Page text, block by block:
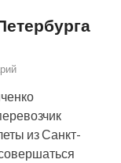
из Санкт-